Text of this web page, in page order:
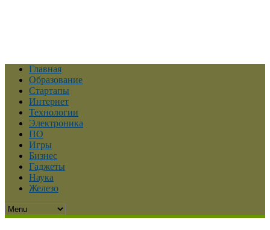
Главная
Образование
Стартапы
Интернет
Технологии
Электроника
ПО
Игры
Бизнес
Гаджеты
Наука
Железо